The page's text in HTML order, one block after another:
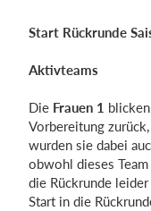
Deutsch
Start Rückrunde
Aktivteams
Die Frauen 1
Vorbereitung
wurden sie dabei
obwohl dieses
die Rückrunde
Start in die